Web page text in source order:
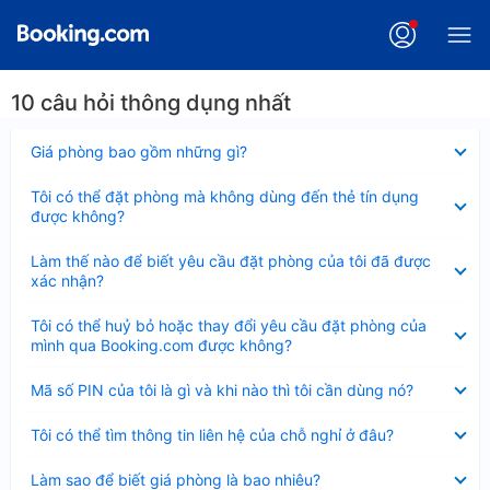
10 câu hỏi thông dụng nhất
Giá phòng bao gồm những gì?
thu
Tôi có thể đặt phòng mà không dùng đến thẻ tín dụng
được không?
thu
gọn
Làm thế nào để biết yêu cầu đặt phòng của tôi đã được
xác nhận?
thu
gọn
Tôi có thể huỷ bỏ hoặc thay đổi yêu cầu đặt phòng của
mình qua Booking.com được không?
thu
gọn
Mã số PIN của tôi là gì và khi nào thì tôi cần dùng nó?
thu
Tôi có thể tìm thông tin liên hệ của chỗ nghỉ ở đâu?
thu
Làm sao để biết giá phòng là bao nhiêu?
thu